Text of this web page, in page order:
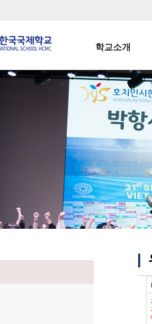
학교소개
학교장인사말
학생회장인사말
학교상징
학교 CI
교직원현황
학생현황
위치/전화
전경사진